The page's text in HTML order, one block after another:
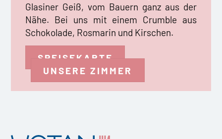
Glasiner Geiß, vom Bauern ganz aus der
Nähe. Bei uns mit einem Crumble aus
Schokolade, Rosmarin und Kirschen.
SPEISEKARTE
UNSERE ZIMMER